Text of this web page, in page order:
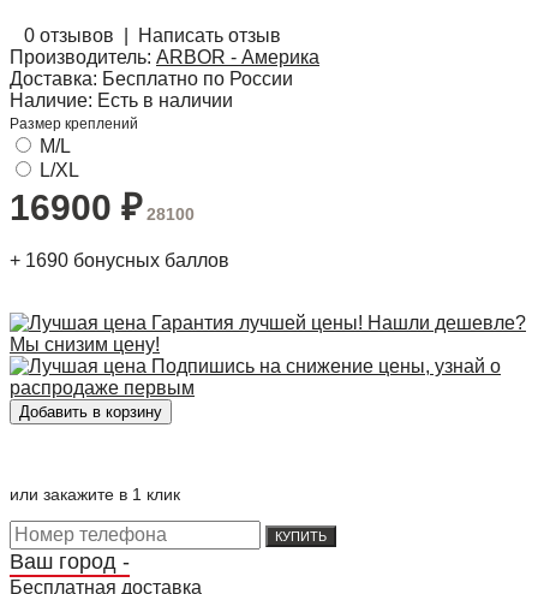
0 отзывов
Написать отзыв
Производитель: ARBOR - Америка
Доставка: Бесплатно по России
Наличие: Есть в наличии
Размер креплений
M/L
L/XL
16900 ₽ 28100
+ 1690 бонусных баллов
Гарантия лучшей цены! Нашли дешевле?
Мы снизим цену!
Подпишись на снижение цены, узнай о
распродаже первым
или закажите в 1 клик
КУПИТЬ
Ваш город -
Бесплатная доставка